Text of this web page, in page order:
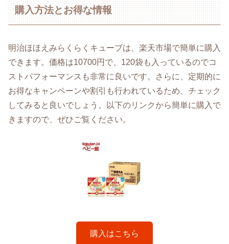
購入方法とお得な情報
明治ほほえみらくらくキューブは、楽天市場で簡単に購入
できます。価格は10700円で、120袋も入っているのでコ
ストパフォーマンスも非常に良いです。さらに、定期的に
お得なキャンペーンや割引も行われているため、チェック
してみると良いでしょう。以下のリンクから簡単に購入で
きますので、ぜひご覧ください。
購入はこちら